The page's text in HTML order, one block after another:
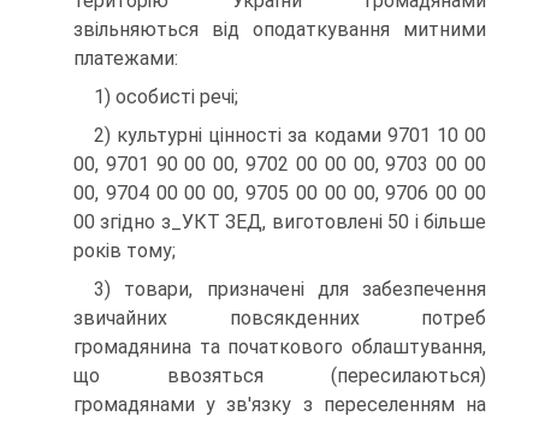
звільняються від оподаткування митними
платежами:
1) особисті речі;
2) культурні цінності за кодами 9701 10 00
00, 9701 90 00 00, 9702 00 00 00, 9703 00 00
00, 9704 00 00 00, 9705 00 00 00, 9706 00 00
00 згідно з_УКТ ЗЕД, виготовлені 50 і більше
років тому;
3) товари, призначені для забезпечення
звичайних повсякденних потреб
громадянина та початкового облаштування,
що ввозяться (пересилаються)
громадянами у зв'язку з переселенням на